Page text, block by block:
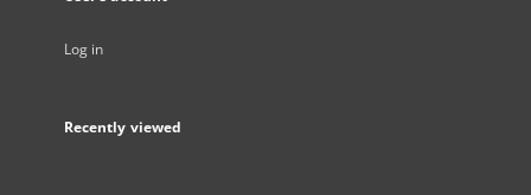
Log in
Recently viewed